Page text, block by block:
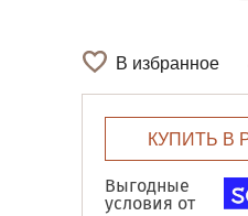
В избранное
КУПИТЬ В
Выгодные
условия от